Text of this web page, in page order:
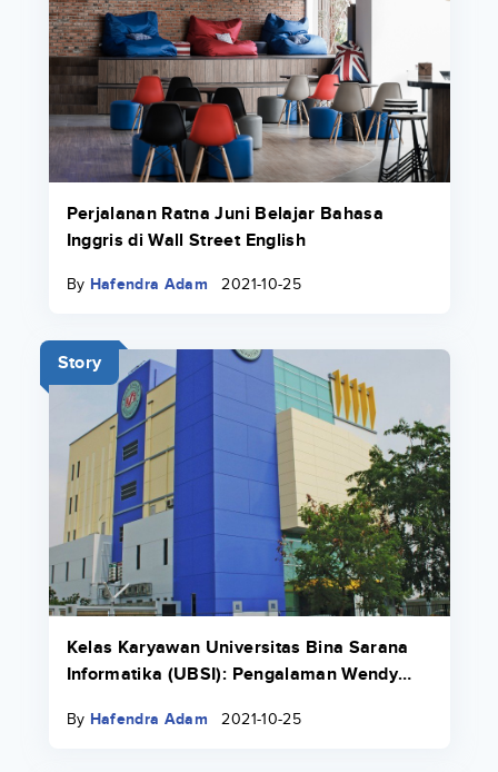
Perjalanan Ratna Juni Belajar Bahasa
Inggris di Wall Street English
By Hafendra Adam 2021-10-25
Story
Kelas Karyawan Universitas Bina Sarana
Informatika (UBSI): Pengalaman Wendy
By Hafendra Adam 2021-10-25